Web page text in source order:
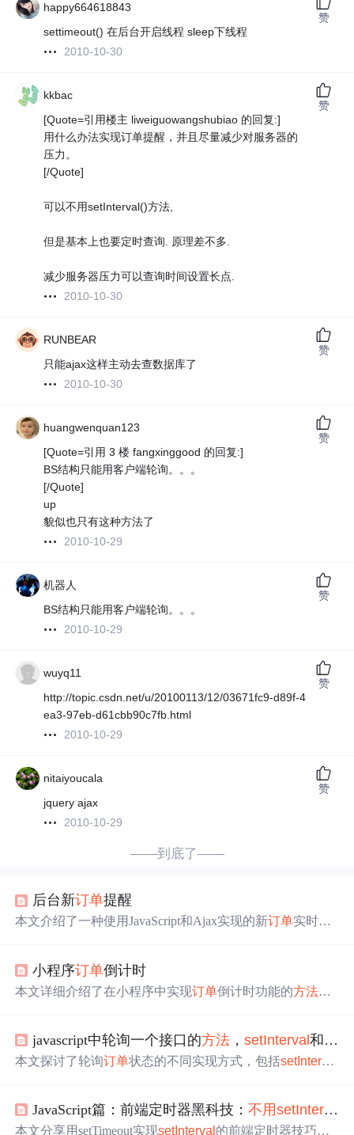
happy664618843
settimeout() 在后台开启线程 sleep下线程
2010-10-30
赞
kkbac
[Quote=引用楼主 liweiguowangshubiao 的回复:]
用什么办法实现订单提醒，并且尽量减少对服务器的
压力。
[/Quote]
可以不用setInterval()方法,
但是基本上也要定时查询. 原理差不多.
减少服务器压力可以查询时间设置长点.
2010-10-30
赞
RUNBEAR
只能ajax这样主动去查数据库了
2010-10-30
赞
huangwenquan123
[Quote=引用 3 楼 fangxinggood 的回复:]
BS结构只能用客户端轮询。。。
[/Quote]
up
貌似也只有这种方法了
2010-10-29
赞
机器人
BS结构只能用客户端轮询。。。
2010-10-29
赞
wuyq11
http://topic.csdn.net/u/20100113/12/03671fc9-d89f-4
ea3-97eb-d61cbb90c7fb.html
2010-10-29
赞
nitaiyoucala
jquery ajax
2010-10-29
赞
——到底了——
后台新订单提醒
本文介绍了一种使用JavaScript和Ajax实现的新订单实时通
示 提示消息，确保用户及时获知
小程序订单倒计时
本文详细介绍了在小程序中实现订单倒计时功能的方法，
了精准的时间计算。
javascript中轮询一个接口的方法 ，setInterval和setTimeout + 递归、requestAnimationFrame
本文探讨了轮询订单状态的不同实现方式，包括setInterval
内存溢出并优化异步请求中的轮询过程。
JavaScript篇：前端定时器黑科技：不用setInterval
本文分享用setTimeout实现setInterval 的前端定时器技巧。